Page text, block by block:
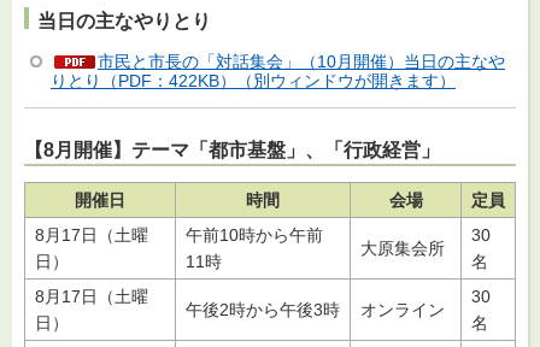
当日の主なやりとり
市民と市長の「対話集会」（10月開催）当日の主なや
りとり（PDF：422KB）（別ウィンドウが開きます）
【8月開催】テーマ「都市基盤」、「行政経営」
開催日 時間 会場
定員
8月17日（土曜
日）
午前10時から午前
11時
大原集会所
30
名
8月17日（土曜
日）
午後2時から午後3時 オンライン
30
名